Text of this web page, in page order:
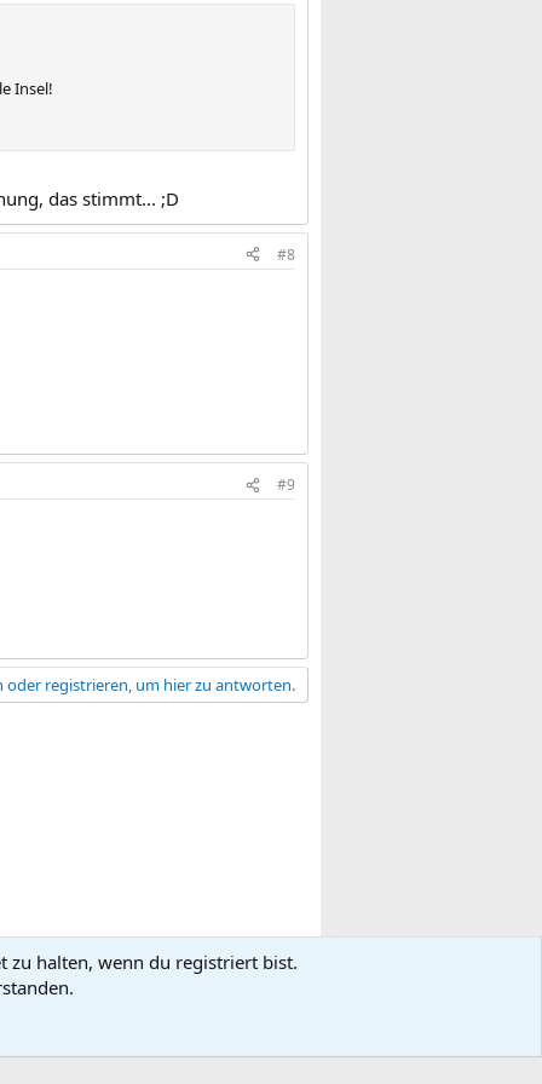
Insel!
das stimmt... ;D
#8
#9
oder registrieren, um hier zu antworten.
Datenschutz
zu halten, wenn du registriert bist.